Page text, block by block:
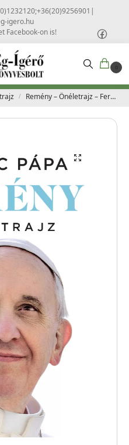
|
igero.hu
Facebook-on is!
0
/ Remény – Önéletrajz – Ferenc pápa